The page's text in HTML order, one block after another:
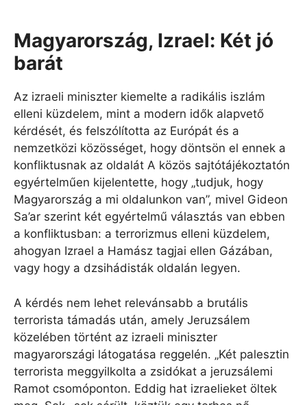
Magyarország, Izrael: Két jó
barát
Az izraeli miniszter kiemelte a radikális iszlám
elleni küzdelem, mint a modern idők alapvető
kérdését, és felszólította az Európát és a
nemzetközi közösséget, hogy döntsön el ennek a
konfliktusnak az oldalát A közös sajtótájékoztatón
egyértelműen kijelentette, hogy „tudjuk, hogy
Magyarország a mi oldalunkon van”, mivel Gideon
Sa’ar szerint két egyértelmű választás van ebben
a konfliktusban: a terrorizmus elleni küzdelem,
ahogyan Izrael a Hamász tagjai ellen Gázában,
vagy hogy a dzsihádisták oldalán legyen.
A kérdés nem lehet relevánsabb a brutális
terrorista támadás után, amely Jeruzsálem
közelében történt az izraeli miniszter
magyarországi látogatása reggelén. „Két palesztin
terrorista meggyilkolta a zsidókat a jeruzsálemi
Ramot csomóponton. Eddig hat izraelieket öltek